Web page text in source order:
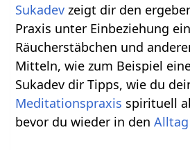
Sukadev zeigt dir den
Praxis unter Einbeziehung
Räucherstäbchen und
Mitteln, wie zum Beispiel
Sukadev dir Tipps, wie du
Meditationspraxis spirituell
bevor du wieder in denAlltag